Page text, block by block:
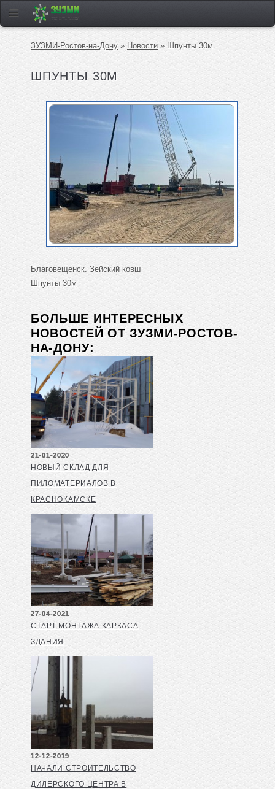
ЗУЗМИ-Ростов-на-Дону » Новости » Шпунты 30м
ШПУНТЫ 30М
Благовещенск. Зейский ковш
Шпунты 30м
БОЛЬШЕ ИНТЕРЕСНЫХ
НОВОСТЕЙ ОТ ЗУЗМИ-РОСТОВ-
НА-ДОНУ:
21-01-2020
НОВЫЙ СКЛАД ДЛЯ
ПИЛОМАТЕРИАЛОВ В
КРАСНОКАМСКЕ
27-04-2021
СТАРТ МОНТАЖА КАРКАСА
ЗДАНИЯ
12-12-2019
НАЧАЛИ СТРОИТЕЛЬСТВО
ДИЛЕРСКОГО ЦЕНТРА В